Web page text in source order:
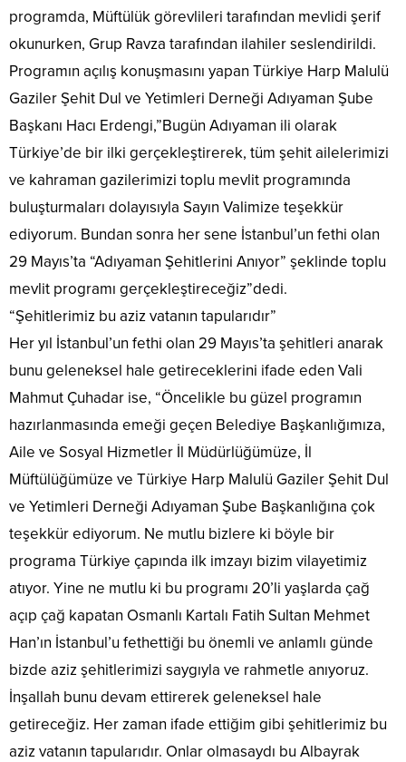
programda, Müftülük görevlileri tarafından mevlidi şerif
okunurken, Grup Ravza tarafından ilahiler seslendirildi.
Programın açılış konuşmasını yapan Türkiye Harp Malulü
Gaziler Şehit Dul ve Yetimleri Derneği Adıyaman Şube
Başkanı Hacı Erdengi,”Bugün Adıyaman ili olarak
Türkiye’de bir ilki gerçekleştirerek, tüm şehit ailelerimizi
ve kahraman gazilerimizi toplu mevlit programında
buluşturmaları dolayısıyla Sayın Valimize teşekkür
ediyorum. Bundan sonra her sene İstanbul’un fethi olan
29 Mayıs’ta “Adıyaman Şehitlerini Anıyor” şeklinde toplu
mevlit programı gerçekleştireceğiz”dedi.
“Şehitlerimiz bu aziz vatanın tapularıdır”
Her yıl İstanbul’un fethi olan 29 Mayıs’ta şehitleri anarak
bunu geleneksel hale getireceklerini ifade eden Vali
Mahmut Çuhadar ise, “Öncelikle bu güzel programın
hazırlanmasında emeği geçen Belediye Başkanlığımıza,
Aile ve Sosyal Hizmetler İl Müdürlüğümüze, İl
Müftülüğümüze ve Türkiye Harp Malulü Gaziler Şehit Dul
ve Yetimleri Derneği Adıyaman Şube Başkanlığına çok
teşekkür ediyorum. Ne mutlu bizlere ki böyle bir
programa Türkiye çapında ilk imzayı bizim vilayetimiz
atıyor. Yine ne mutlu ki bu programı 20’li yaşlarda çağ
açıp çağ kapatan Osmanlı Kartalı Fatih Sultan Mehmet
Han’ın İstanbul’u fethettiği bu önemli ve anlamlı günde
bizde aziz şehitlerimizi saygıyla ve rahmetle anıyoruz.
İnşallah bunu devam ettirerek geleneksel hale
getireceğiz. Her zaman ifade ettiğim gibi şehitlerimiz bu
aziz vatanın tapularıdır. Onlar olmasaydı bu Albayrak